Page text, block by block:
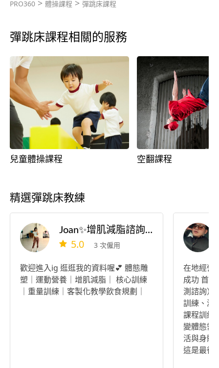
PRO360 > 體操課程 > 彈跳床課程
彈跳床課程相關的服務
兒童體操課程 空翻課程
精選彈跳床教練
Joan✨增肌減脂諮詢🍑 ｜皮拉提斯｜器材重訓｜徒手肌力
5.0 3 次僱用
歡迎進入ig 逛逛我的資料喔💕 體態雕
塑｜運動營養｜增肌減脂｜ 核心訓練
｜重量訓練｜客製化教學飲食規劃｜
在地經營9年 🙌成功幫助百
成功 首
測諮詢） ✅專業飲食監督檢視 ✅重量
訓練、減
課程訓綀
變體態需
活與身體數
這是最後